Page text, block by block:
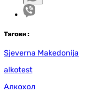
Тагови :
Sjeverna Makedonija
alkotest
Алкохол